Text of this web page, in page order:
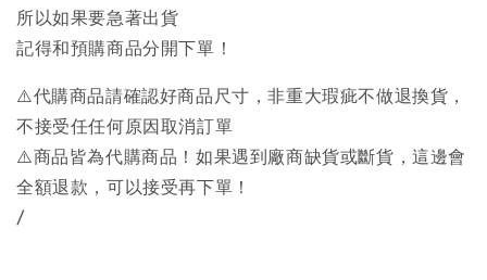
所以如果要急著出貨
記得和預購商品分開下單！
⚠️代購商品請確認好商品尺寸，非重大瑕疵不做退換貨，
不接受任任何原因取消訂單
⚠️商品皆為代購商品！如果遇到廠商缺貨或斷貨，這邊會
全額退款，可以接受再下單！
/